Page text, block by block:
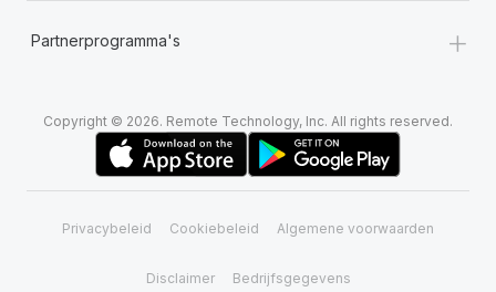
Partnerprogramma's +
Copyright © 2026. Remote Technology, Inc. All rights reserved.
Privacybeleid Cookiebeleid Algemene voorwaarden
Disclaimer Bedrijfsgegevens